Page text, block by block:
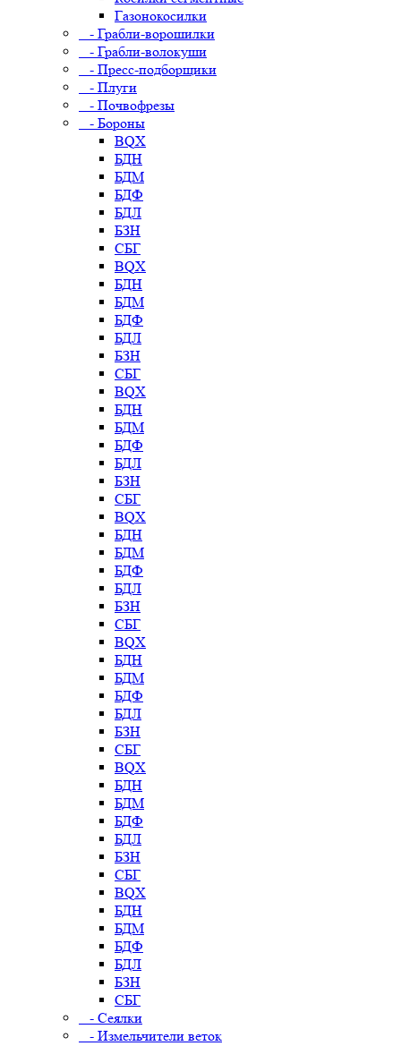
Газонокосилки
- Грабли-ворошилки
- Грабли-волокуши
- Пресс-подборщики
- Плуги
- Почвофрезы
- Бороны
BQX
БДН
БДМ
БДФ
БДЛ
БЗН
СБГ
BQX
БДН
БДМ
БДФ
БДЛ
БЗН
СБГ
BQX
БДН
БДМ
БДФ
БДЛ
БЗН
СБГ
BQX
БДН
БДМ
БДФ
БДЛ
БЗН
СБГ
BQX
БДН
БДМ
БДФ
БДЛ
БЗН
СБГ
BQX
БДН
БДМ
БДФ
БДЛ
БЗН
СБГ
BQX
БДН
БДМ
БДФ
БДЛ
БЗН
СБГ
- Сеялки
- Измельчители веток